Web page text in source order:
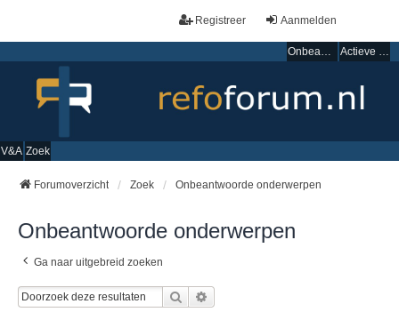
Aanmelden
Registreer
Onbeantwoorde onderwerpen Actieve onderwerpen
V&A Zoek
Forumoverzicht Zoek Onbeantwoorde onderwerpen
Onbeantwoorde onderwerpen
Ga naar uitgebreid zoeken
Zoek